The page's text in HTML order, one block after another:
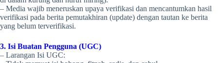
– Media wajib meneruskan upaya verifikasi dan mencantumkan hasil
verifikasi pada berita pemutakhiran (update) dengan tautan ke berita
yang belum terverifikasi.
3. Isi Buatan Pengguna (UGC)
– Larangan Isi UGC: